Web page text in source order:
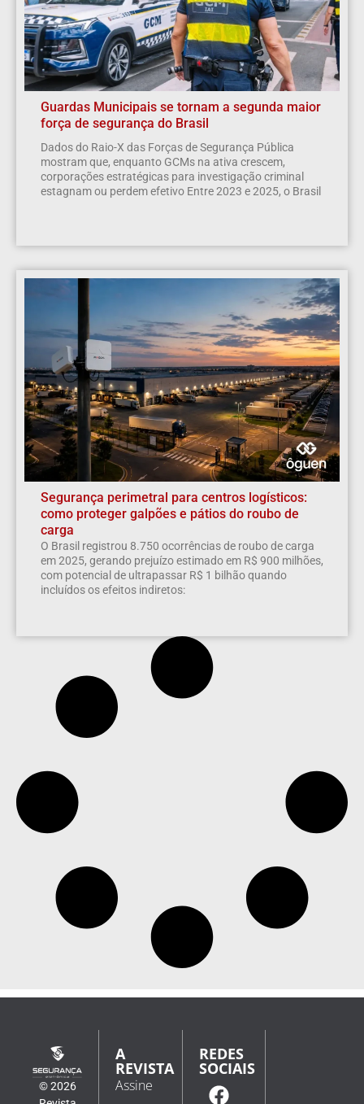
Guardas Municipais se tornam a segunda maior
força de segurança do Brasil
Dados do Raio-X das Forças de Segurança Pública
mostram que, enquanto GCMs na ativa crescem,
corporações estratégicas para investigação criminal
estagnam ou perdem efetivo Entre 2023 e 2025, o Brasil
Segurança perimetral para centros logísticos:
como proteger galpões e pátios do roubo de
carga
O Brasil registrou 8.750 ocorrências de roubo de carga
em 2025, gerando prejuízo estimado em R$ 900 milhões,
com potencial de ultrapassar R$ 1 bilhão quando
incluídos os efeitos indiretos:
© 2026
A
REVISTA
Assine
REDES
SOCIAIS